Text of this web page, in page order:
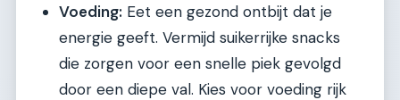
Voeding: Eet een gezond ontbijt dat je
energie geeft. Vermijd suikerrijke snacks
die zorgen voor een snelle piek gevolgd
door een diepe val. Kies voor voeding rijk